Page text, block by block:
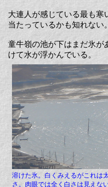
大連人が感じている最も寒
当たっているかも知れない。
童牛嶺の池が下はまだ氷が
けて水が浮かんでいる。
溶けた氷。白くみえるがこれは
さ。肉眼では全く白さは見えない